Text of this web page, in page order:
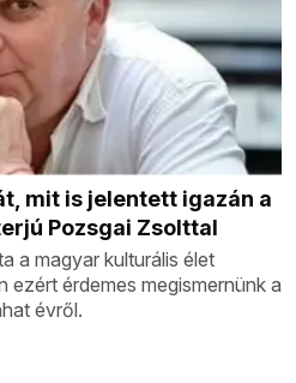
mit is jelentett igazán a
Pozsgai Zsolttal
a magyar kulturális élet
ezért érdemes megismernünk a
évről.